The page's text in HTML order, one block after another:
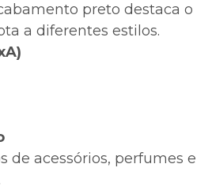
preto destaca o
a diferentes estilos.
de acessórios, perfumes e